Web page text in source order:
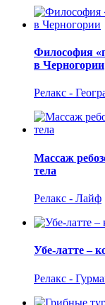
Философия
в Черногории
Релакс -
Массаж
тела
Релакс - Лайф
Убе-латте –
Релакс -